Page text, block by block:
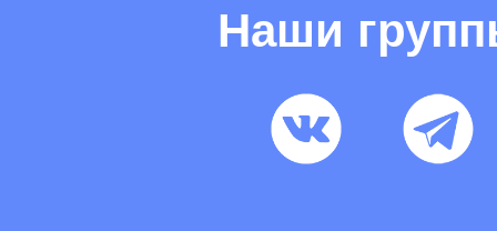
Наши